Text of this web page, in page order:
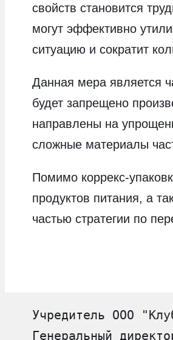
свойств становится
могут эффективно
ситуацию и сократит
Данная мера является
будет запрещено
направлены на
сложные материалы
Помимо коррекс-
продуктов питания, а
частью стратегии по
Учредитель ООО
Генеральный